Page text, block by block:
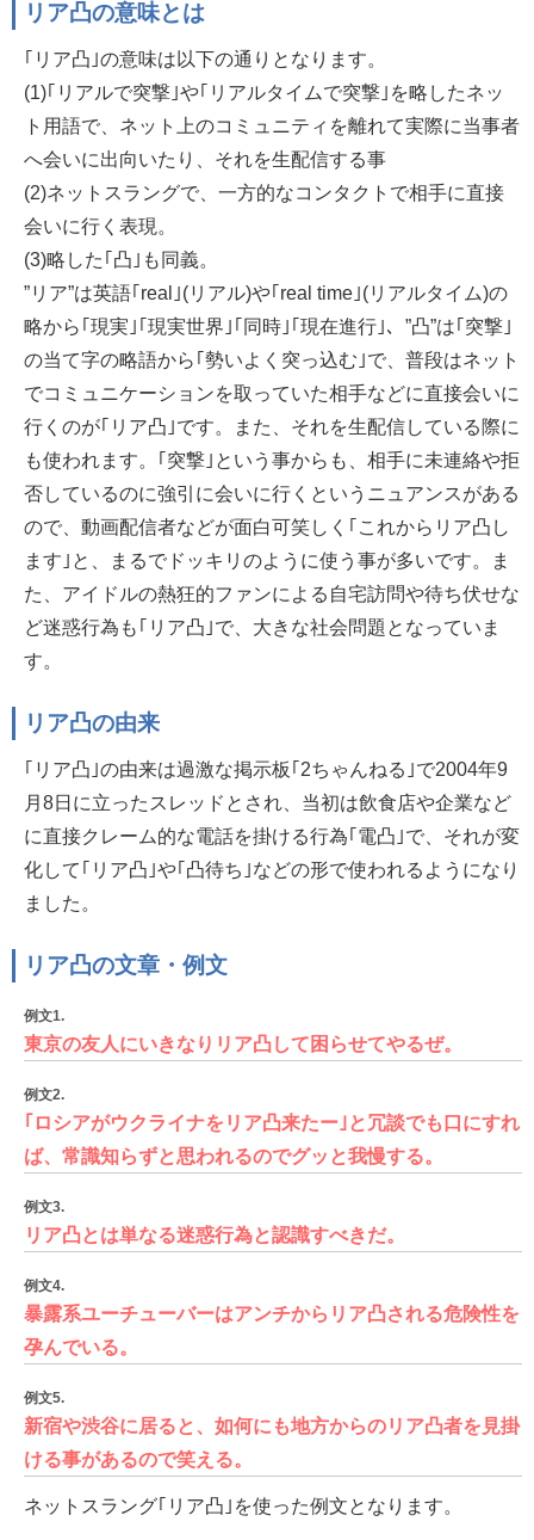
リア凸の意味とは
｢リア凸｣の意味は以下の通りとなります。
(1)｢リアルで突撃｣や｢リアルタイムで突撃｣を略したネッ
ト用語で、ネット上のコミュニティを離れて実際に当事者
へ会いに出向いたり、それを生配信する事
(2)ネットスラングで、一方的なコンタクトで相手に直接
会いに行く表現。
(3)略した｢凸｣も同義。
”リア”は英語｢real｣(リアル)や｢real time｣(リアルタイム)の
略から｢現実｣｢現実世界｣｢同時｣｢現在進行｣、”凸”は｢突撃｣
の当て字の略語から｢勢いよく突っ込む｣で、普段はネット
でコミュニケーションを取っていた相手などに直接会いに
行くのが｢リア凸｣です。また、それを生配信している際に
も使われます。｢突撃｣という事からも、相手に未連絡や拒
否しているのに強引に会いに行くというニュアンスがある
ので、動画配信者などが面白可笑しく｢これからリア凸し
ます｣と、まるでドッキリのように使う事が多いです。ま
た、アイドルの熱狂的ファンによる自宅訪問や待ち伏せな
ど迷惑行為も｢リア凸｣で、大きな社会問題となっていま
す。
リア凸の由来
｢リア凸｣の由来は過激な掲示板｢2ちゃんねる｣で2004年9
月8日に立ったスレッドとされ、当初は飲食店や企業など
に直接クレーム的な電話を掛ける行為｢電凸｣で、それが変
化して｢リア凸｣や｢凸待ち｣などの形で使われるようになり
ました。
リア凸の文章・例文
例文1.
東京の友人にいきなりリア凸して困らせてやるぜ。
例文2.
｢ロシアがウクライナをリア凸来たー｣と冗談でも口にすれ
ば、常識知らずと思われるのでグッと我慢する。
例文3.
リア凸とは単なる迷惑行為と認識すべきだ。
例文4.
暴露系ユーチューバーはアンチからリア凸される危険性を
孕んでいる。
例文5.
新宿や渋谷に居ると、如何にも地方からのリア凸者を見掛
ける事があるので笑える。
ネットスラング｢リア凸｣を使った例文となります。